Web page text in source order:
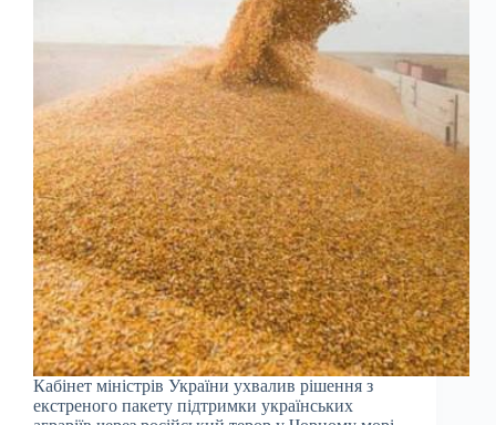
Кабінет міністрів України ухвалив рішення з
екстреного пакету підтримки українських